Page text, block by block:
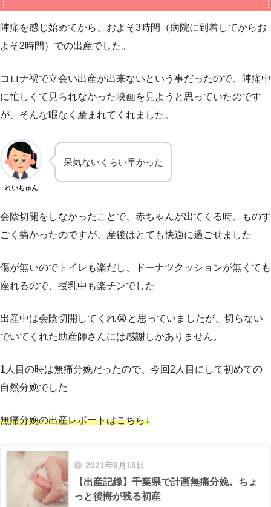
陣痛を感じ始めてから、およそ3時間（病院に到着してからお
よそ2時間）での出産でした。
コロナ禍で立会い出産が出来ないという事だったので、陣痛中
に忙しくて見られなかった映画を見ようと思っていたのです
が、そんな暇なく産まれてくれました。
れいちゅん
呆気ないくらい早かった
会陰切開をしなかったことで、赤ちゃんが出てくる時、ものす
ごく痛かったのですが、産後はとても快適に過ごせました
傷が無いのでトイレも楽だし、ドーナツクッションが無くても
座れるので、授乳中も楽チンでした
出産中は会陰切開してくれ😭と思っていましたが、切らない
でいてくれた助産師さんには感謝しかありません。
1人目の時は無痛分娩だったので、今回2人目にして初めての
自然分娩でした
無痛分娩の出産レポートはこちら↓
2021年9月18日
【出産記録】千葉県で計画無痛分娩。ちょ
っと後悔が残る初産